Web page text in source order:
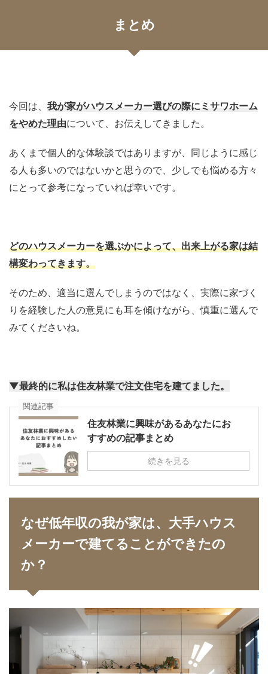
まとめ
今回は、 我が家がハウスメーカー選びの際にミサワホーム
をやめた理由について、お伝えしてきました。
あくまで個人的な体験談ではありますが、同じように感じ
る人も多いのではないかと思うので、少しでも悩める方々
にとって参考になっていれば幸いです。
どのハウスメーカーを選ぶかによって、出来上がる家は結
構変わってきます。
そのため、適当に選んでしまうのではなく、実際に家づく
りを経験した人の意見にも耳を傾けながら、慎重に選んで
みてくださいね。
▼最終的に私は住友林業で注文住宅を建てました。
関連記事
住友林業に興味があるあなたにお
すすめの記事まとめ
続きを見る
なぜ低年収の我が家は、大手ハウス
メーカーで建てることができたの
か？